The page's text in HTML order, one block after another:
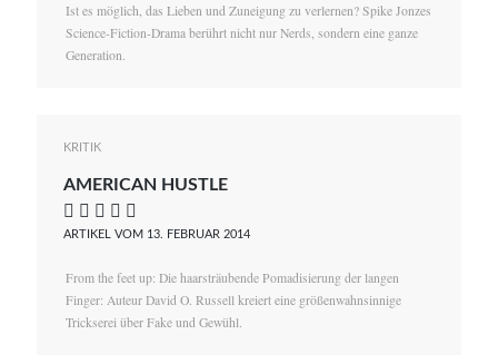
Ist es möglich, das Lieben und Zuneigung zu verlernen? Spike Jonzes
Science-Fiction-Drama berührt nicht nur Nerds, sondern eine ganze
Generation.
KRITIK
AMERICAN HUSTLE
    
ARTIKEL VOM 13. FEBRUAR 2014
From the feet up: Die haarsträubende Pomadisierung der langen
Finger: Auteur David O. Russell kreiert eine größenwahnsinnige
Trickserei über Fake und Gewühl.